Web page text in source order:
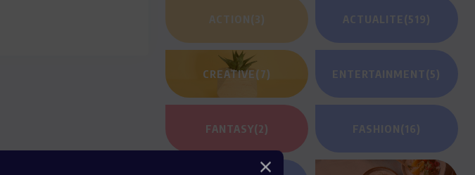
ACTION(3) ACTUALITE(519)
CREATIVE(7) ENTERTAINMENT(5)
FANTASY(2) FASHION(16)